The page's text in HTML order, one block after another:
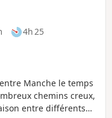
4h 25
Manche le temps
chemins creux,
entre différents